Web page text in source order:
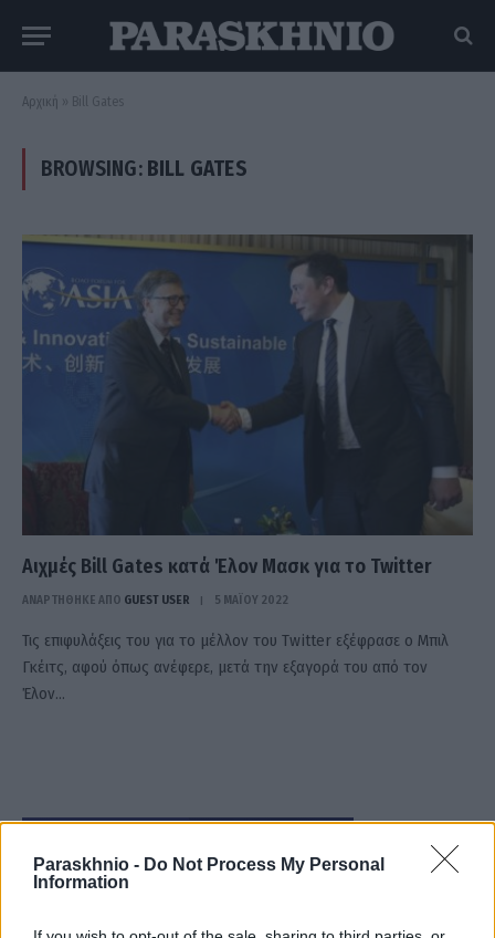
Paraskhnio - Do Not Process My Personal
Information
Αρχική » Bill Gates
BROWSING: BILL GATES
Αιχμές Bill Gates κατά Έλον Μασκ για το Twitter
ΑΝΑΡΤΗΘΗΚΕ ΑΠΟ GUEST USER 5 ΜΑΪ́ΟΥ 2022
Τις επιφυλάξεις του για το μέλλον του Twitter εξέφρασε ο Μπιλ
Γκέιτς, αφού όπως ανέφερε, μετά την εξαγορά του από τον
Έλον…